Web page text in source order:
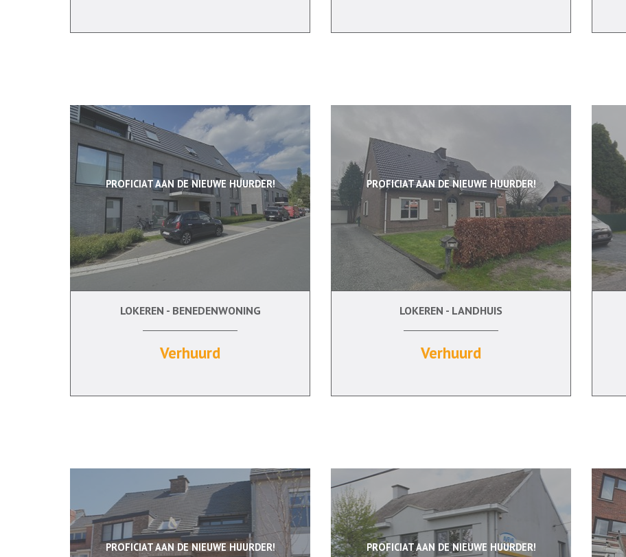
PROFICIAT AAN DE NIEUWE HUURDER!
1
LOKEREN - BENEDENWONING
Verhuurd
PROFICIAT AAN DE NIEUWE HUURDER!
3 Ja
LOKEREN - LANDHUIS
Verhuurd
PROFICIAT AAN DE NIEUWE HUURDER! PROFICIAT AAN DE NIEUWE HUURDER!